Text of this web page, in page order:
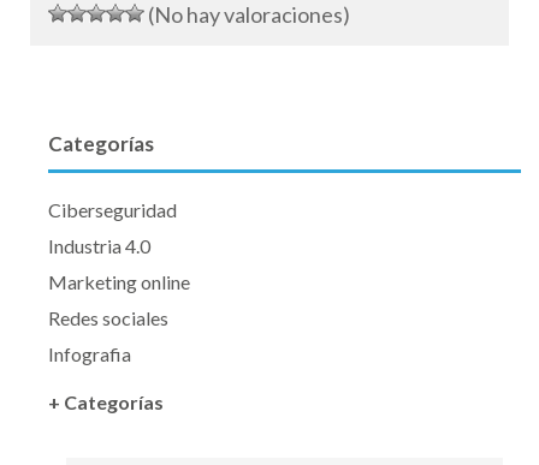
(No hay valoraciones)
Categorías
Ciberseguridad
Industria 4.0
Marketing online
Redes sociales
Infografia
+ Categorías